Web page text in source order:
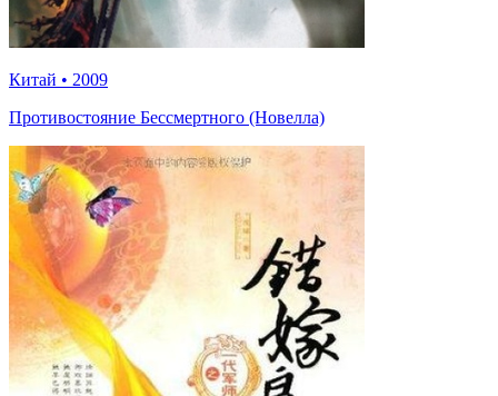
Китай • 2009
Противостояние Бессмертного (Новелла)